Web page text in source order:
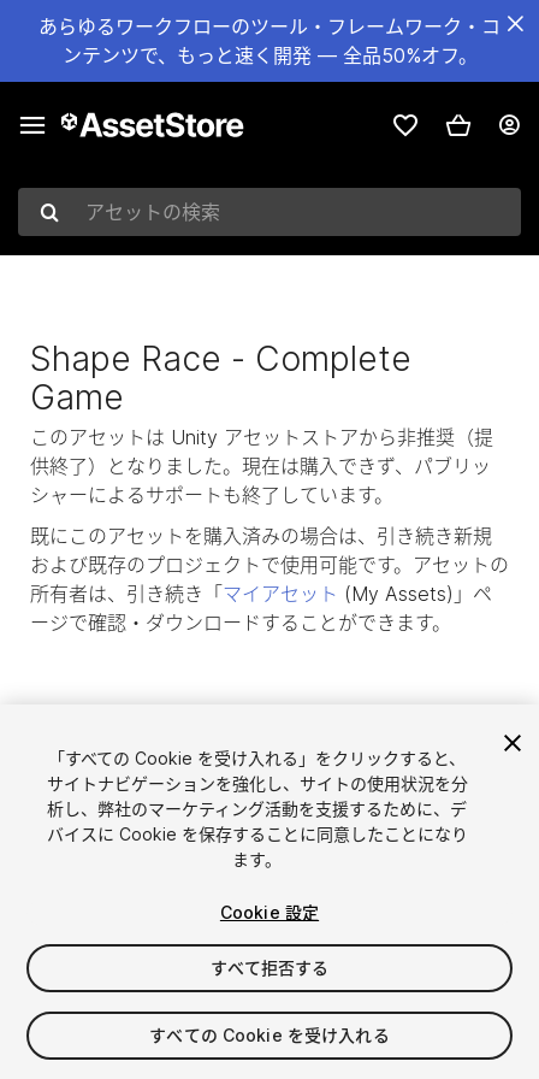
あらゆるワークフローのツール・フレームワーク・コ
ンテンツで、もっと速く開発 — 全品50%オフ。
アセットの検索
Shape Race - Complete
Game
このアセットは Unity アセットストアから非推奨（提
供終了）となりました。現在は購入できず、パブリッ
シャーによるサポートも終了しています。
既にこのアセットを購入済みの場合は、引き続き新規
および既存のプロジェクトで使用可能です。アセットの
所有者は、引き続き「 マイアセット (My Assets)」ペ
ージで確認・ダウンロードすることができます。
English
简体中文
한국어
日本語
アセットを販売
販売審査ガイドライン
Asset Store Tools
パブリッシャー管理画面
「すべての Cookie を受け入れる」をクリックすると、
サイトナビゲーションを強化し、サイトの使用状況を分
析し、弊社のマーケティング活動を支援するために、デ
バイスに Cookie を保存することに同意したことになり
ます。
Cookie 設定
すべて拒否する
すべての Cookie を受け入れる